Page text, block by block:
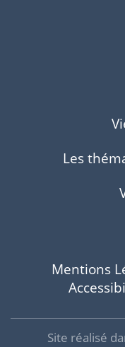
Les
Mentions
Site réalisé